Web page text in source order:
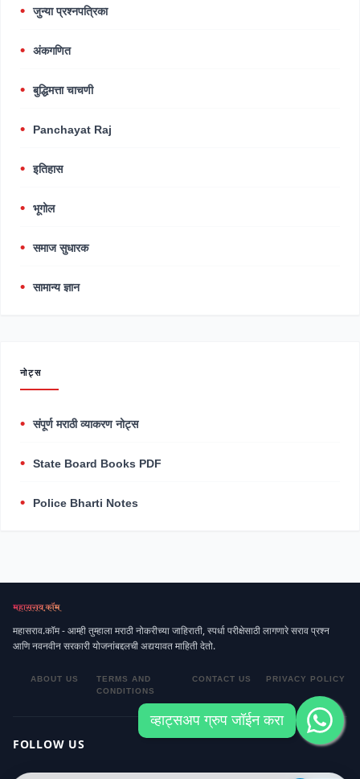
जुन्या प्रश्नपत्रिका
अंकगणित
बुद्धिमत्ता चाचणी
Panchayat Raj
इतिहास
भूगोल
समाज सुधारक
सामान्य ज्ञान
नोट्स
संपूर्ण मराठी व्याकरण नोट्स
State Board Books PDF
Police Bharti Notes
महासराव.कॉम - आम्ही तुम्हाला मराठी नोकरीच्या जाहिराती, स्पर्धा परीक्षेसाठी लागणारे सराव प्रश्न
आणि नवनवीन सरकारी योजनांबद्दलची अद्ययावत माहिती देतो.
ABOUT US
TERMS AND
CONDITIONS
CONTACT US PRIVACY POLICY
FOLLOW US
व्हाट्सअप ग्रुप जॉईन करा